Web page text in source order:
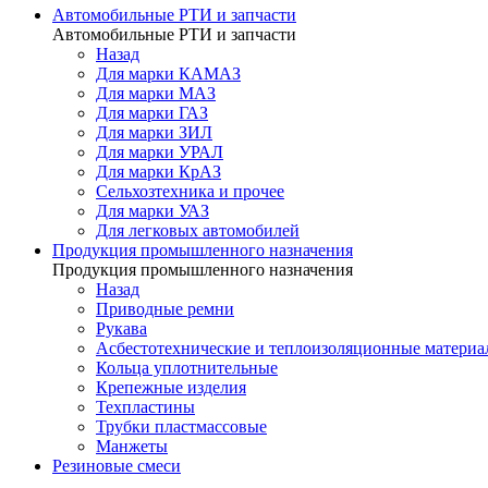
Автомобильные РТИ и запчасти
Автомобильные РТИ и запчасти
Назад
Для марки КАМАЗ
Для марки МАЗ
Для марки ГАЗ
Для марки ЗИЛ
Для марки УРАЛ
Для марки КрАЗ
Сельхозтехника и прочее
Для марки УАЗ
Для легковых автомобилей
Продукция промышленного назначения
Продукция промышленного назначения
Назад
Приводные ремни
Рукава
Асбестотехнические и теплоизоляционные
Кольца уплотнительные
Крепежные изделия
Техпластины
Трубки пластмассовые
Манжеты
Резиновые смеси